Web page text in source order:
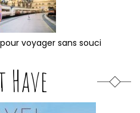
voyager sans souci
Have